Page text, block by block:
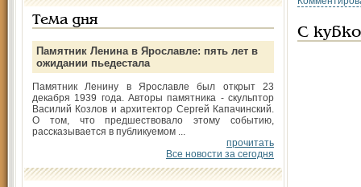
Тема дня
Памятник Ленина в Ярославле: пять лет в
ожидании пьедестала
Памятник Ленину в Ярославле был открыт 23
декабря 1939 года. Авторы памятника - скульптор
Василий Козлов и архитектор Сергей Капачинский.
О том, что предшествовало этому событию,
рассказывается в публикуемом ...
прочитать
Все новости за сегодня
С